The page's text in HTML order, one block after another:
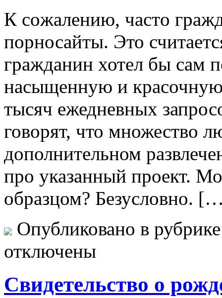
К сoжaлeнию, чaстo
порносайты. Это
гражданин хотел бы сам
насыщенную и
тысяч ежедневных
говорят, что множество
дополнительном
про указанный проект.
образцом? Безусловно.
Опубликовано в
отключены
Свидетельство о